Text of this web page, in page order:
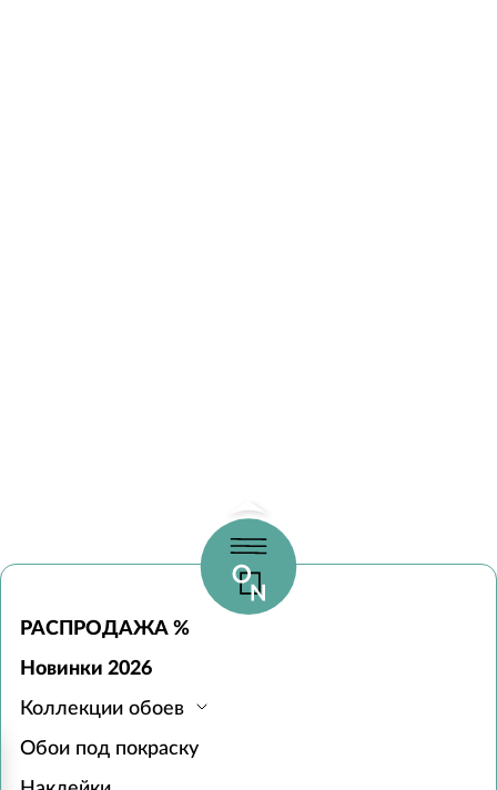
РАСПРОДАЖА %
Новинки 2026
Коллекции обоев
Обои под покраску